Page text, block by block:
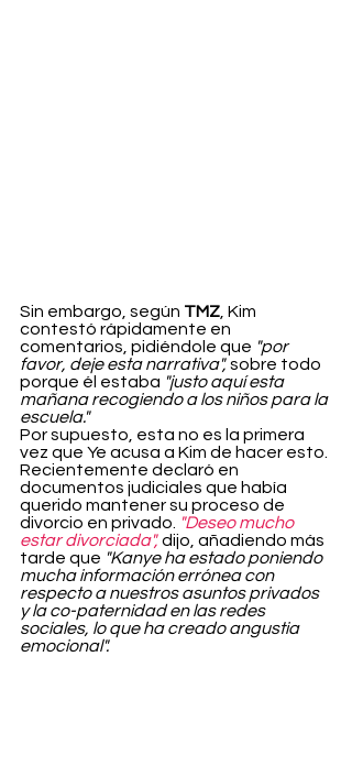
Sin embargo, según TMZ , Kim
contestó rápidamente en
comentarios, pidiéndole que "por
favor, deje esta narrativa", sobre todo
porque él estaba "justo aquí esta
mañana recogiendo a los niños para la
escuela."
Por supuesto, esta no es la primera
vez que Ye acusa a Kim de hacer esto.
Recientemente declaró en
documentos judiciales que había
querido mantener su proceso de
divorcio en privado.
"Deseo mucho
estar divorciada", dijo, añadiendo más
tarde que "Kanye ha estado poniendo
mucha información errónea con
respecto a nuestros asuntos privados
y la co-paternidad en las redes
sociales, lo que ha creado angustia
emocional".